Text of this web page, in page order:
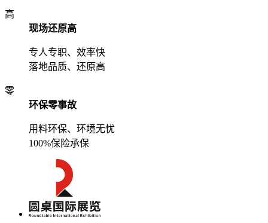
高
现场还原高
专人专职、效率快
落地品质、还原高
零
环保零事故
用料环保、环境无忧
100%保险承保